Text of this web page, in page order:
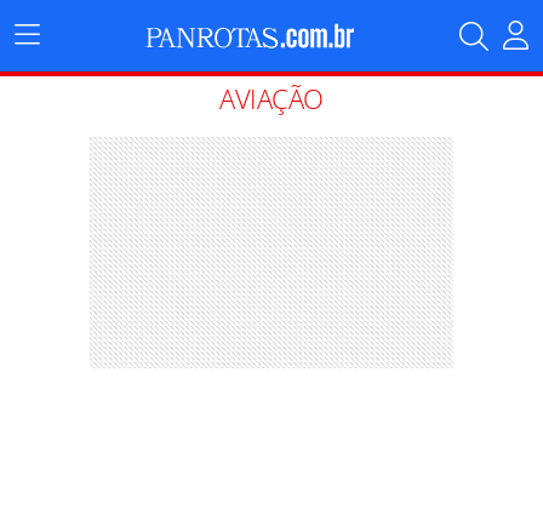
Menu
Principal
AVIAÇÃO